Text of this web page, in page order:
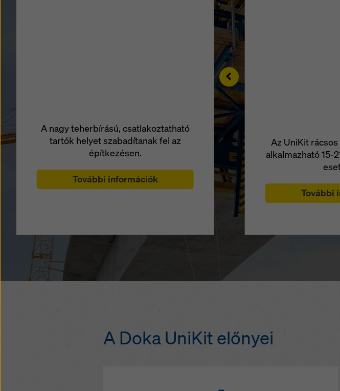
Az UniKit
alkalmazható 15-
További
A nagy teherbírású, csatlakoztatható
tartók helyet szabadítanak fel az
építkezésen.
További információk
Left
A Doka UniKit előnyei